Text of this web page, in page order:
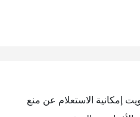
إمكانية الاستعلام عن منع